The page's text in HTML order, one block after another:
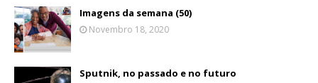
Imagens da semana (50)
Novembro 18, 2020
Sputnik, no passado e no futuro